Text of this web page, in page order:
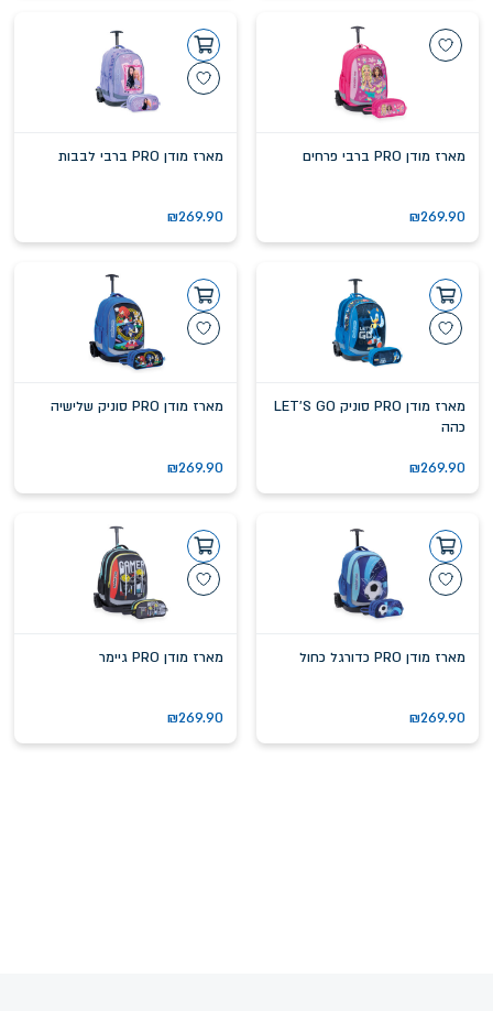
מארז מודן PRO ברבי פרחים
₪269.90
מארז מודן PRO ברבי לבבות
₪269.90
מארז מודן PRO סוניק LET'S GO
כהה
₪269.90
מארז מודן PRO סוניק שלישיה
₪269.90
מארז מודן PRO כדורגל כחול
₪269.90
מארז מודן PRO גיימר
₪269.90